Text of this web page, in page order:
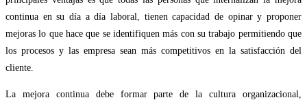
continua en su día a día laboral, tienen capacidad de opinar y proponer
mejoras lo que hace que se identifiquen más con su trabajo permitiendo que
los procesos y las empresa sean más competitivos en la satisfacción del
cliente.
La mejora continua debe formar parte de la cultura organizacional,